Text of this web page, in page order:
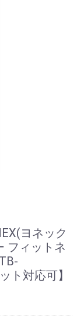
ヨネック
フィットネ
ト対応可】